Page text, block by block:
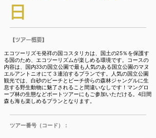
日
【ツアー概要】
エコツーリズモ発祥の国コスタリカは、国土の25％を保護す
る国のため、エコツーリズムが楽しめる環境です。コースの
内容は、国内33の国立公園で最も人気のある国立公園のマヌ
エルアントニオにて３連泊するプランです。人気の国立公園
観光では、白砂のビーチとビーチ傍らの森林ジャングルに生
息する野生動物に魅了されること間違いなしです！マングロ
ーブ林の生態などボートツアーにもご参加いただける。4日間
森も海も楽しめるプランとなります。
ツアー番号（コード）：